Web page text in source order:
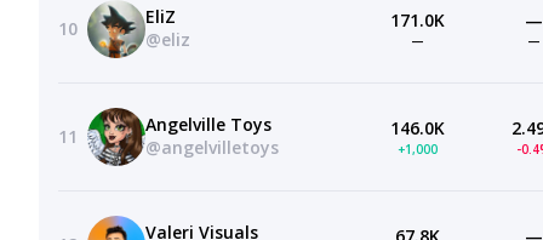
10
EliZ
@eliz
171.0K
—
—
—
11
Angelville Toys
@angelvilletoys
146.0K
+1,000 -
Valeri Visuals